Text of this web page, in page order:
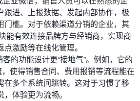
跟进、上报数据、发起内部协作，极
门槛。对于依赖渠道分销的企业，其
能有效连接品牌方与经销商，实现商
激励等在线化管理。
客的功能设计更“接地气”。例如，它的
使得销售合同、费用报销等流程能在
在多个系统间跳转。这对于习惯了移
体验更为流畅。